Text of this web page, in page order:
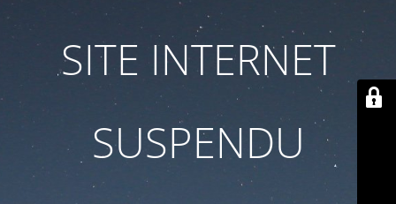
SITE INTERNET
SUSPENDU